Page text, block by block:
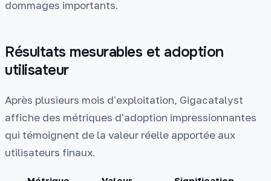
dommages importants.
Résultats mesurables et adoption
utilisateur
Après plusieurs mois d'exploitation, Gigacatalyst
affiche des métriques d'adoption impressionnantes
qui témoignent de la valeur réelle apportée aux
utilisateurs finaux.